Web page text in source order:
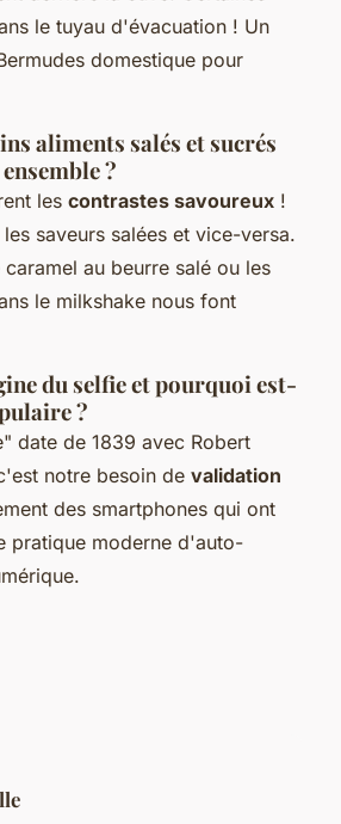
le tuyau d'évacuation ! Un
domestique pour
aliments salés et sucrés
?
les contrastes savoureux !
saveurs salées et vice-versa.
au beurre salé ou les
le milkshake nous font
du selfie et pourquoi est-
?
date de 1839 avec Robert
notre besoin de validation
des smartphones qui ont
pratique moderne d'auto-